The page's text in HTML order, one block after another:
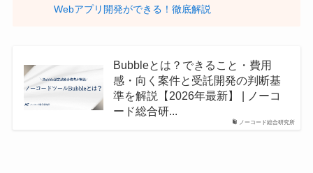
Webアプリ開発ができる！徹底解説
ノーコード総合研究所
Bubbleとは？できること・費用
感・向く案件と受託開発の判断基
準を解説【2026年最新】 | ノーコ
ード総合研...